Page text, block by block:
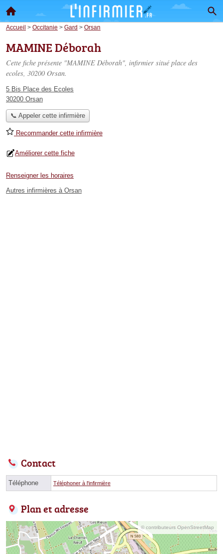
Accueil > Occitanie > Gard > Orsan
MAMINE Déborah
Cette fiche présente "MAMINE Déborah", infirmier situé place des
ecoles, 30200 Orsan.
5 Bis Place des Ecoles
30200 Orsan
📞 Appeler cette infirmière
Recommander cette infirmière
Améliorer cette fiche
Renseigner les horaires
Autres infirmières à Orsan
Contact
Téléphone Téléphoner à l'infirmière
Plan et adresse
© contributeurs OpenStreetMap